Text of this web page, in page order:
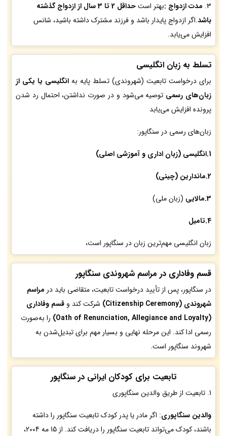
3. مدت ازدواج :بهتر است
حداقل 2 تا 3 سال از ازدواج گذشته
باشد.اگر ازدواج پایدار باشد و فرزند مشترک داشته باشید، شانس
افزایش می‌یابد.
تسلط به زبان انگلیسی
برای درخواست تابعیت (شهروندی) تسلط پایه به انگلیسی یا یکی از
زبان‌های رسمی توصیه می‌شود و در صورت نداشتن، احتمال رد شدن
پرونده افزایش می‌یابد
زبان‌های رسمی در سنگاپور:
1.انگلیسی (زبان اداری و آموزشی اصلی)
2.ماندارین (چینی)
3.مالایی
(زبان ملی)
4.تامیل
زبان انگلیسی مهم‌ترین زبان در سنگاپور است،
قسم وفاداری در مراسم شهروندی سنگاپور
در سنگاپور، پس از تأیید درخواست تابعیت، متقاضی باید در مراسم
شهروندی (Citizenship Ceremony)
شرکت کند و قسم وفاداری
(Oath of Renunciation, Allegiance and Loyalty)
را به‌صورت
رسمی ادا کند. این مرحله نهایی و بسیار مهم برای تبدیل‌شدن به
شهروند سنگاپور است.
تابعیت برای کودکان ایرانی در سنگاپور
1. تابعیت از طریق والدین سنگاپوری
والدین سنگاپوری: اگر مادر یا پدر کودک تابعیت سنگاپور را داشته
باشند، کودک می‌تواند تابعیت سنگاپور را دریافت کند. از 15 مه 2004،